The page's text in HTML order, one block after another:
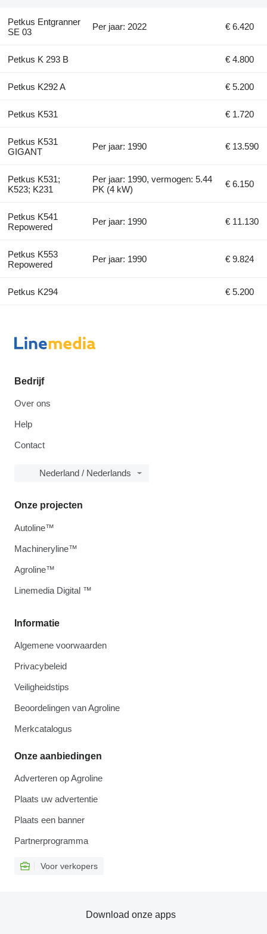
Petkus Entgranner
SE 03
Per jaar: 2022 € 6.420
Petkus K 293 B € 4.800
Petkus K292 A € 5.200
Petkus K531 € 1.720
Petkus K531
GIGANT
Per jaar: 1990 € 13.590
Petkus K531;
K523; K231
Per jaar: 1990, vermogen: 5.44
PK (4 kW)
€ 6.150
Petkus K541
Repowered
Per jaar: 1990 € 11.130
Petkus K553
Repowered
Per jaar: 1990 € 9.824
Petkus K294 € 5.200
Bedrijf
Over ons
Help
Contact
Nederland / Nederlands
Informatie
Algemene voorwaarden
Privacybeleid
Veiligheidstips
Beoordelingen van Agroline
Merkcatalogus
Onze aanbiedingen
Adverteren op Agroline
Plaats uw advertentie
Plaats een banner
Partnerprogramma
Voor verkopers
Onze projecten
Autoline™
Machineryline™
Agroline™
Linemedia Digital ™
Download onze apps